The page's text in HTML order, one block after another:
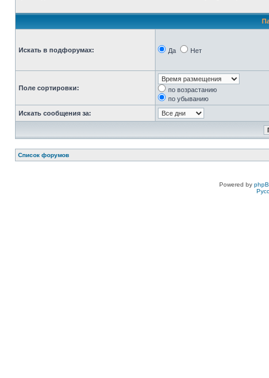
Искать в подфорумах: Да Нет
Поле сортировки:
по возрастанию
по убыванию
Искать сообщения за:
Список форумов
Powered by